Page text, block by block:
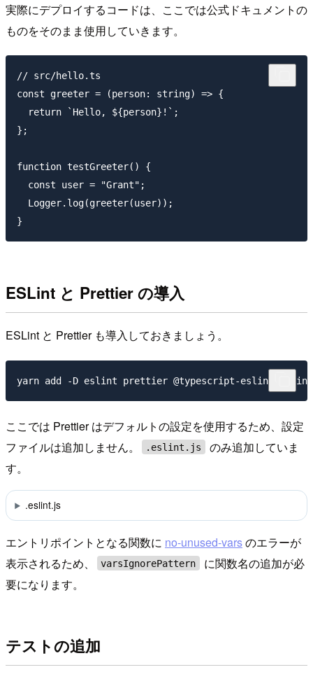
実際にデプロイするコードは、ここでは公式ドキュメントの
ものをそのまま使用していきます。
// src/hello.ts
const greeter = (person: string) => {
  return `Hello, ${person}!`;
};
function testGreeter() {
  const user = "Grant";
  Logger.log(greeter(user));
ESLint と Prettier の導入
ESLint と Prettier も導入しておきましょう。
ここでは Prettier はデフォルトの設定を使用するため、設定
ファイルは追加しません。
.eslint.js
のみ追加していま
す。
.eslint.js
エントリポイントとなる関数に no-unused-varsのエラーが
表示されるため、
varsIgnorePattern
に関数名の追加が必
要になります。
テストの追加